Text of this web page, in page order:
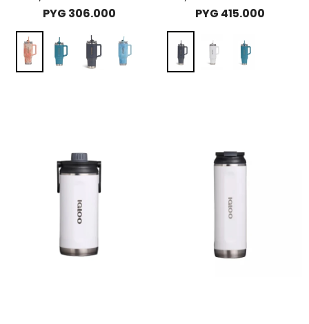
PYG 306.000 PYG 415.000